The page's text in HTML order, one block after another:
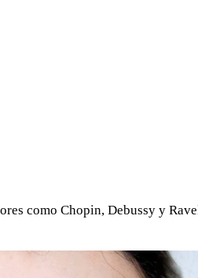
como Chopin, Debussy y